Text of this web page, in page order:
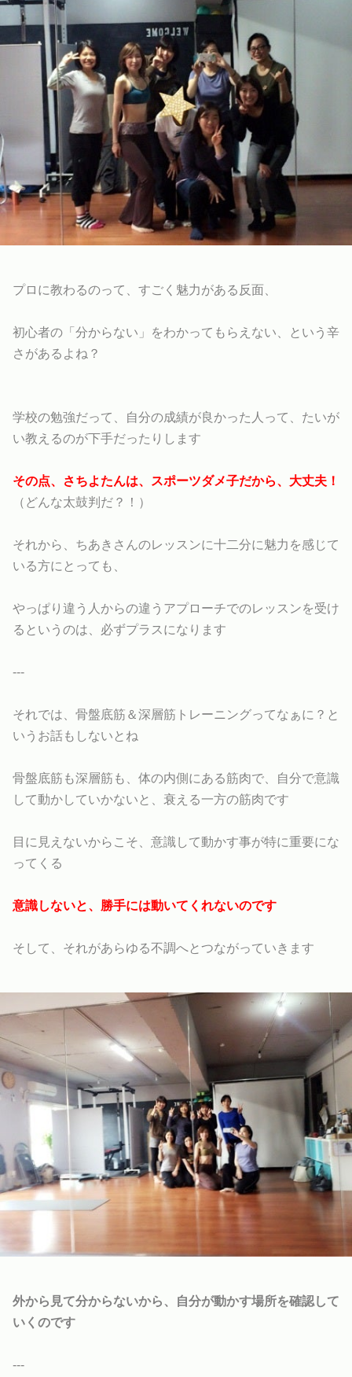
プロに教わるのって、すごく魅力がある反面、
初心者の「分からない」をわかってもらえない、という辛
さがあるよね？
学校の勉強だって、自分の成績が良かった人って、たいが
い教えるのが下手だったりします
その点、さちよたんは、スポーツダメ子だから、大丈夫！
（どんな太鼓判だ？！）
それから、ちあきさんのレッスンに十二分に魅力を感じて
いる方にとっても、
やっぱり違う人からの違うアプローチでのレッスンを受け
るというのは、必ずプラスになります
---
それでは、骨盤底筋＆深層筋トレーニングってなぁに？と
いうお話もしないとね
骨盤底筋も深層筋も、体の内側にある筋肉で、自分で意識
して動かしていかないと、衰える一方の筋肉です
目に見えないからこそ、意識して動かす事が特に重要にな
ってくる
意識しないと、勝手には動いてくれないのです
そして、それがあらゆる不調へとつながっていきます
外から見て分からないから、自分が動かす場所を確認して
いくのです
---